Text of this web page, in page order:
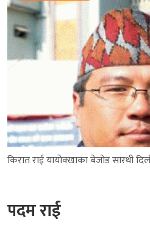
किरात राई यायोक्खाका बेजोड सारथी
पदम राई